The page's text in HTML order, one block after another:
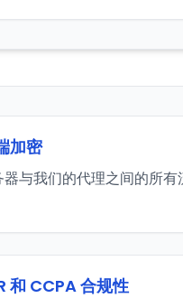
加密
与我们的代理之间的所有
和 CCPA 合规性